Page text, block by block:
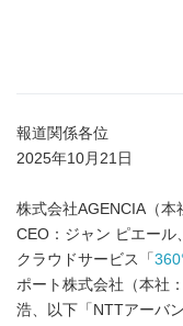
報道関係各位
2025年10月21日
株式会社AGENCIA（
CEO：ジャン ピエール
クラウドサービス「
ポート株式会社（本社
浩、以下「NTTアーバ